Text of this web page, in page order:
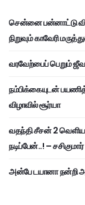
சென்னை பன்னாட்டு
நிறுவும் காவேரி
வரவேற்பைப் பெறும்
நம்பிக்கையுடன்
விழாவில் சூர்யா
வதந்தி சீசன் 2
நடிப்பேன்..! – சசிகுமார்
அன்பே டயானா நன்றி